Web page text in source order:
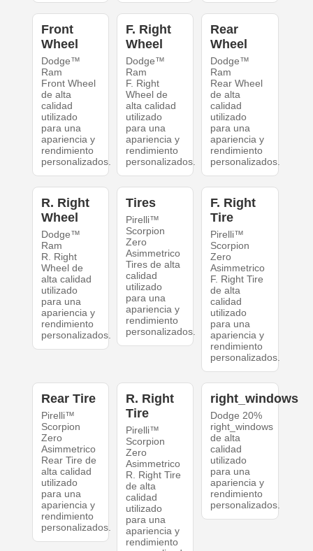
Front
Wheel
Dodge™
Ram
Front Wheel
de alta
calidad
utilizado
para una
apariencia y
rendimiento
personalizados.
F. Right
Wheel
Dodge™
Ram
F. Right
Wheel de
alta calidad
utilizado
para una
apariencia y
rendimiento
personalizados.
Rear
Wheel
Dodge™
Ram
Rear Wheel
de alta
calidad
utilizado
para una
apariencia y
rendimiento
personalizados.
R. Right
Wheel
Dodge™
Ram
R. Right
Wheel de
alta calidad
utilizado
para una
apariencia y
rendimiento
personalizados.
Tires
Pirelli™
Scorpion
Zero
Asimmetrico
Tires de alta
calidad
utilizado
para una
apariencia y
rendimiento
personalizados.
F. Right
Tire
Pirelli™
Scorpion
Zero
Asimmetrico
F. Right Tire
de alta
calidad
utilizado
para una
apariencia y
rendimiento
personalizados.
Rear Tire
Pirelli™
Scorpion
Zero
Asimmetrico
Rear Tire de
alta calidad
utilizado
para una
apariencia y
rendimiento
personalizados.
R. Right
Tire
Pirelli™
Scorpion
Zero
Asimmetrico
R. Right Tire
de alta
calidad
utilizado
para una
apariencia y
rendimiento
right_windows
Dodge 20%
right_windows
de alta
calidad
utilizado
para una
apariencia y
rendimiento
personalizados.